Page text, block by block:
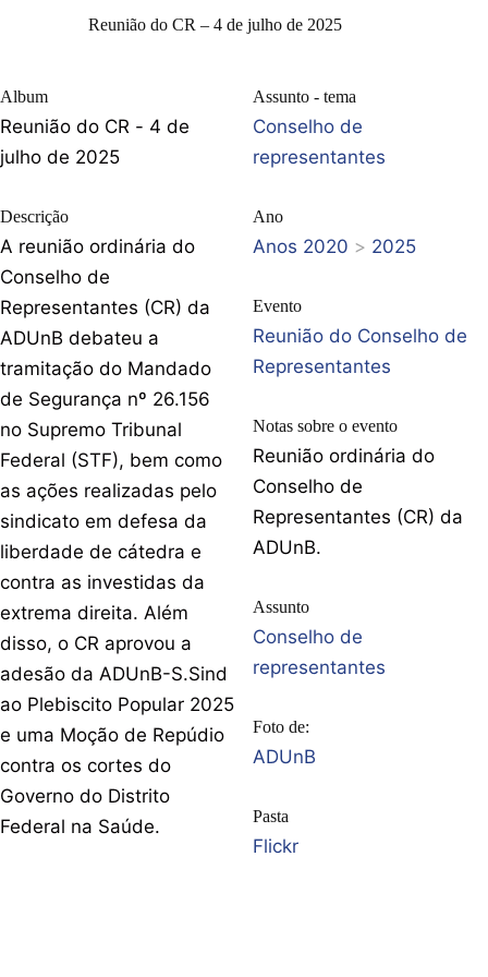
Reunião do CR – 4 de julho de 2025
Album
Reunião do CR - 4 de
julho de 2025
Descrição
A reunião ordinária do
Conselho de
Representantes (CR) da
ADUnB debateu a
tramitação do Mandado
de Segurança nº 26.156
no Supremo Tribunal
Federal (STF), bem como
as ações realizadas pelo
sindicato em defesa da
liberdade de cátedra e
contra as investidas da
extrema direita. Além
disso, o CR aprovou a
adesão da ADUnB-S.Sind
ao Plebiscito Popular 2025
e uma Moção de Repúdio
contra os cortes do
Governo do Distrito
Federal na Saúde.
Assunto - tema
Conselho de
representantes
Ano
Anos 2020 > 2025
Evento
Reunião do Conselho de
Representantes
Notas sobre o evento
Reunião ordinária do
Conselho de
Representantes (CR) da
ADUnB.
Assunto
Conselho de
representantes
Foto de:
ADUnB
Pasta
Flickr